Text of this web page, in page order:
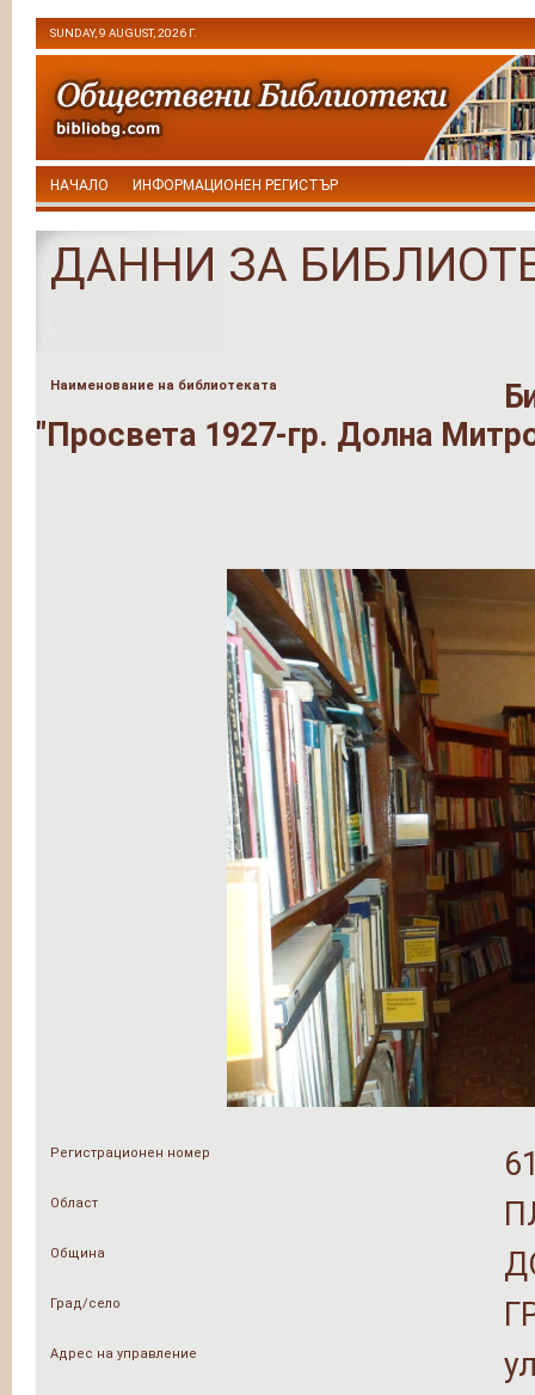
SUNDAY, 9 AUGUST, 2026 Г.
НАЧАЛО ИНФОРМАЦИОНЕН РЕГИСТЪР
ДАННИ ЗА
Наименование на библиотеката
"Просвета 1927-гр. Долна
Регистрационен номер
Област
Община
Град/село
Адрес на управление